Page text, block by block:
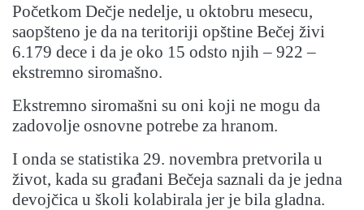
Početkom Dečje nedelje, u oktobru mesecu,
saopšteno je da na teritoriji opštine Bečej živi
6.179 dece i da je oko 15 odsto njih – 922 –
ekstremno siromašno.
Ekstremno siromašni su oni koji ne mogu da
zadovolje osnovne potrebe za hranom.
I onda se statistika 29. novembra pretvorila u
život, kada su građani Bečeja saznali da je jedna
devojčica u školi kolabirala jer je bila gladna.